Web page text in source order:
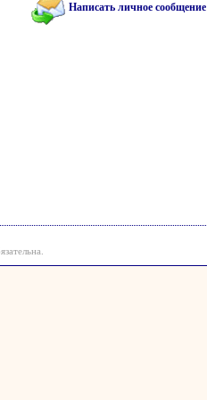
Написать личное сообщение